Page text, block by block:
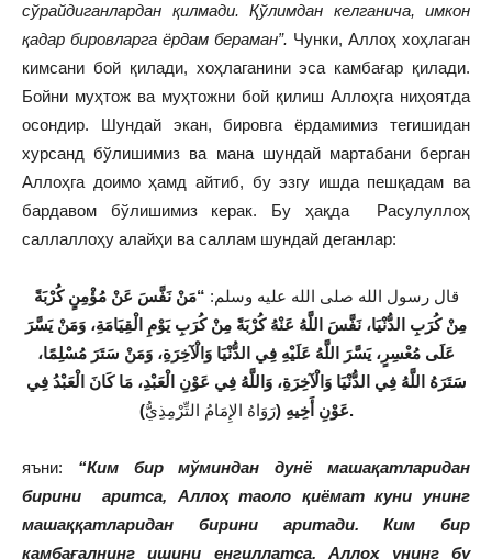
сўрайдиганлардан қилмади. Қўлимдан келганича, имкон
қадар бировларга ёрдам бераман”. Чунки, Аллоҳ хоҳлаган
кимсани бой қилади, хоҳлаганини эса камбағар қилади.
Бойни муҳтож ва муҳтожни бой қилиш Аллоҳга ниҳоятда
осондир. Шундай экан, бировга ёрдамимиз тегишидан
хурсанд бўлишимиз ва мана шундай мартабани берган
Аллоҳга доимо ҳамд айтиб, бу эзгу ишда пешқадам ва
бардавом бўлишимиз керак. Бу ҳақда Расулуллоҳ
саллаллоҳу алайҳи ва саллам шундай деганлар:
قال رسول الله صلى الله عليه وسلم: “مَنْ نَفَّسَ عَنْ مُؤْمِنٍ كُرْبَةً
مِنْ كُرَبِ الدُّنْيَا، نَفَّسَ اللَّهُ عَنْهُ كُرْبَةً مِنْ كُرَبِ يَوْمِ الْقِيَامَةِ، وَمَنْ يَسَّرَ
عَلَى مُعْسِرٍ، يَسَّرَ اللَّهُ عَلَيْهِ فِي الدُّنْيَا وَالْآخِرَةِ، وَمَنْ سَتَرَ مُسْلِمًا،
سَتَرَهُ اللَّهُ فِي الدُّنْيَا وَالْآخِرَةِ، وَاللَّهُ فِي عَوْنِ الْعَبْدِ، مَا كَانَ الْعَبْدُ فِي
عَوْنِ أَخِيهِ (رَوَاهُ الإِمَامُ التِّرْمِذِيُّ ).
яъни: “Ким бир мўминдан дунё машақатларидан
бирини аритса, Аллоҳ таоло қиёмат куни унинг
машаққатларидан бирини аритади. Ким бир
камбағалнинг ишини енгиллатса, Аллоҳ унинг бу